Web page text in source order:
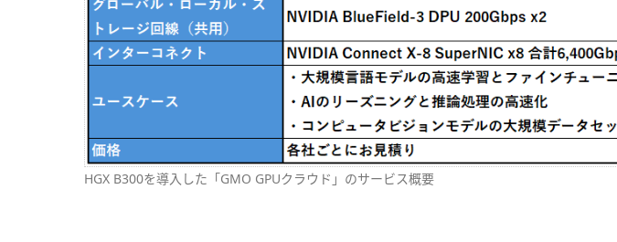
HGX B300を導入した「GMO GPUクラウド」のサービス概要